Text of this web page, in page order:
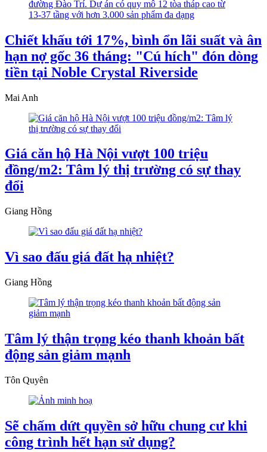
Chiết khấu tới 17%, bình ổn lãi suất và ân
hạn nợ gốc 36 tháng: "Cú hích" đón dòng
tiền tại Noble Crystal Riverside
Mai Anh
Giá căn hộ Hà Nội vượt 100 triệu
đồng/m2: Tâm lý thị trường có sự thay
đổi
Giang Hồng
Vì sao đấu giá đất hạ nhiệt?
Giang Hồng
Tâm lý thận trọng kéo thanh khoản bất
động sản giảm mạnh
Tôn Quyên
Sẽ chấm dứt quyền sở hữu chung cư khi
công trình hết hạn sử dụng?